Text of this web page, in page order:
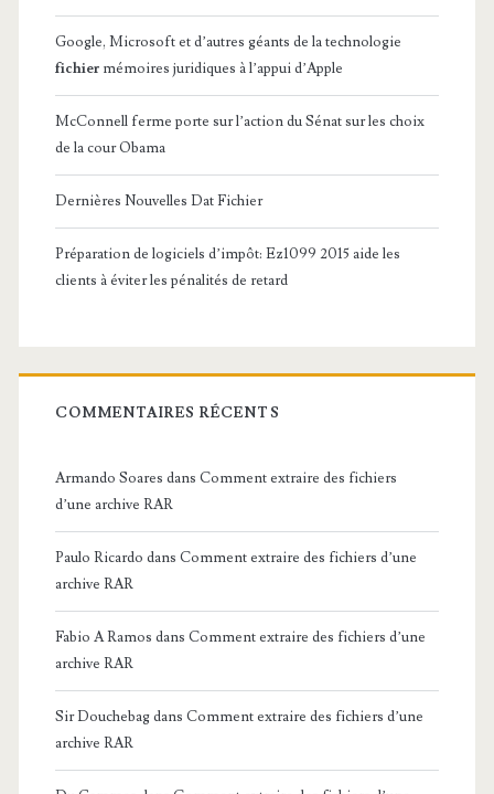
Google, Microsoft et d’autres géants de la technologie
fichier mémoires juridiques à l’appui d’Apple
McConnell ferme porte sur l’action du Sénat sur les choix
de la cour Obama
Dernières Nouvelles Dat Fichier
Préparation de logiciels d’impôt: Ez1099 2015 aide les
clients à éviter les pénalités de retard
COMMENTAIRES RÉCENTS
Armando Soares dans Comment extraire des fichiers
d’une archive RAR
Paulo Ricardo dans Comment extraire des fichiers d’une
archive RAR
Fabio A Ramos dans Comment extraire des fichiers d’une
archive RAR
Sir Douchebagdans Comment extraire des fichiers d’une
archive RAR